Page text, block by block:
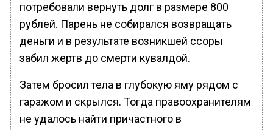
потребовали вернуть долг в размере 800
рублей. Парень не собирался возвращать
деньги и в результате возникшей ссоры
забил жертв до смерти кувалдой.
Затем бросил тела в глубокую яму рядом с
гаражом и скрылся. Тогда правоохранителям
не удалось найти причастного в